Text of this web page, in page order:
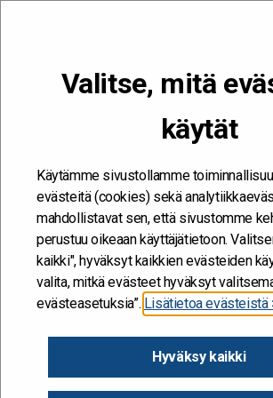
Valitse, mitä
käytät
Käytämme sivustollamme
evästeitä (cookies) sekä
mahdollistavat sen, että sivustomme
perustuu oikeaan käyttäjätietoon.
kaikki", hyväksyt kaikkien evästeiden
valita, mitkä evästeet hyväksyt
evästeasetuksia”. Lisätietoa evästeistä
Hyväksy kaikki
Kehitän ja kehityn #töissäSuomelle
Ekosysteemit/Case-
Vaikuttava
ympäristökasvatus
10.11.2022 - LAPSET JA NUORET
Ekosysteemin kehittämisen ja
lähtenyt erityisesti Opetushallituksen